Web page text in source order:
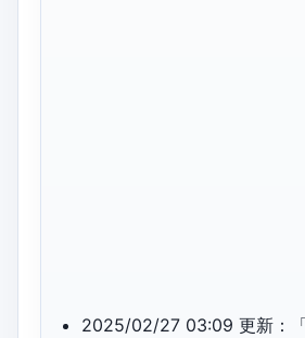
2025/02/27 03:09 更新：